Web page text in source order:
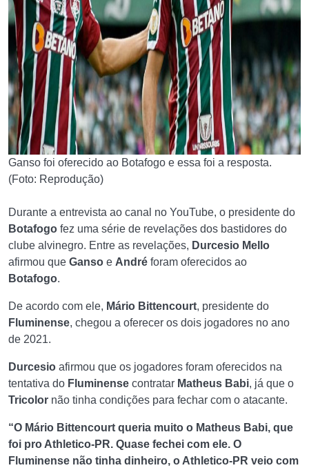
Ganso foi oferecido ao Botafogo e essa foi a resposta.
(Foto: Reprodução)
Durante a entrevista ao canal no YouTube, o presidente do
Botafogo fez uma série de revelações dos bastidores do
clube alvinegro. Entre as revelações, Durcesio Mello
afirmou que Ganso e André foram oferecidos ao
Botafogo.
De acordo com ele, Mário Bittencourt, presidente do
Fluminense, chegou a oferecer os dois jogadores no ano
de 2021.
Durcesio afirmou que os jogadores foram oferecidos na
tentativa do Fluminense contratar Matheus Babi, já que o
Tricolor não tinha condições para fechar com o atacante.
“O Mário Bittencourt queria muito o Matheus Babi, que
foi pro Athletico-PR. Quase fechei com ele. O
Fluminense não tinha dinheiro, o Athletico-PR veio com